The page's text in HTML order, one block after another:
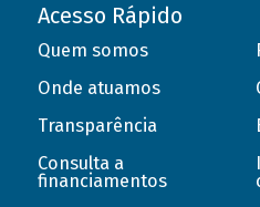
Acesso Rápido
Quem somos
Onde atuamos
Transparência
Consulta a
financiamentos